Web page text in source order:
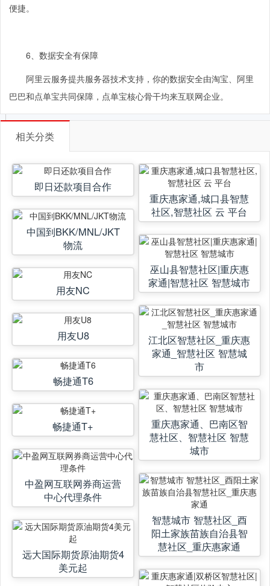
便捷。
6 、数据安全有保障
阿里云服务提共服务器技术支持，你的数据安全由淘宝、阿里
巴巴和点单宝共同保障，点单宝核心骨干均来互联网企业。
相关分类
即日还款项目合作
中国到BKK/MNL/JKT
物流
用友NC
用友U8
畅捷通T6
畅捷通T+
中盈网互联网券商运营
中心代理条件
远大国际期货原油期货4
美元起
重庆惠家通,城口县智慧
社区,智慧社区 云 平台
巫山县智慧社区|重庆惠
家通|智慧社区 智慧城市
江北区智慧社区_重庆惠
家通_智慧社区 智慧城
市
重庆惠家通、巴南区智
慧社区、智慧社区 智慧
城市
智慧城市 智慧社区_酉
阳土家族苗族自治县智
慧社区_重庆惠家通